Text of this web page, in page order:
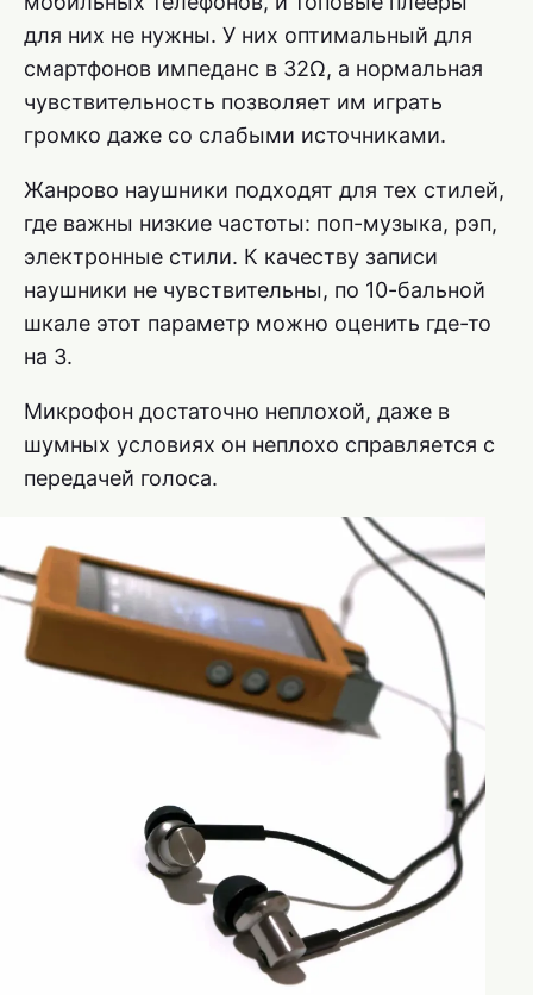
для них не нужны. У них оптимальный для
смартфонов импеданс в 32Ω, а нормальная
чувствительность позволяет им играть
громко даже со слабыми источниками.
Жанрово наушники подходят для тех стилей,
где важны низкие частоты: поп-музыка, рэп,
электронные стили. К качеству записи
наушники не чувствительны, по 10-бальной
шкале этот параметр можно оценить где-то
на 3.
Микрофон достаточно неплохой, даже в
шумных условиях он неплохо справляется с
передачей голоса.